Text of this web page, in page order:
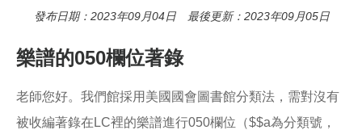
發布日期：2023年09月04日 最後更新：2023年09月05日
樂譜的050欄位著錄
老師您好。我們館採用美國國會圖書館分類法，需對沒有
被收編著錄在LC裡的樂譜進行050欄位（$$a為分類號，